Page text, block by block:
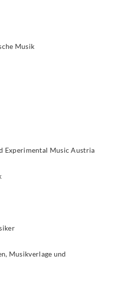
Musik
Experimental Music Austria
Musikverlage und